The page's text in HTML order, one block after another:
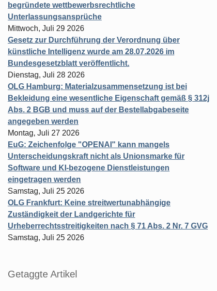
begründete wettbewerbsrechtliche
Unterlassungsansprüche
Mittwoch, Juli 29 2026
Gesetz zur Durchführung der Verordnung über
künstliche Intelligenz wurde am 28.07.2026 im
Bundesgesetzblatt veröffentlicht.
Dienstag, Juli 28 2026
OLG Hamburg: Materialzusammensetzung ist bei
Bekleidung eine wesentliche Eigenschaft gemäß § 312j
Abs. 2 BGB und muss auf der Bestellabgabeseite
angegeben werden
Montag, Juli 27 2026
EuG: Zeichenfolge "OPENAI" kann mangels
Unterscheidungskraft nicht als Unionsmarke für
Software und KI-bezogene Dienstleistungen
eingetragen werden
Samstag, Juli 25 2026
OLG Frankfurt: Keine streitwertunabhängige
Zuständigkeit der Landgerichte für
Urheberrechtsstreitigkeiten nach § 71 Abs. 2 Nr. 7 GVG
Samstag, Juli 25 2026
Getaggte Artikel